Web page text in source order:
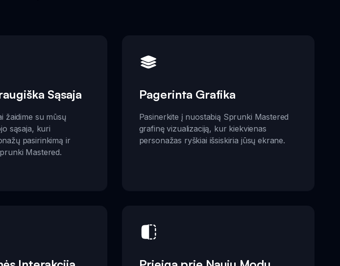
Sąsaja
žaidime su mūsų
sąsaja, kuri
pasirinkimą ir
Mastered.
Pagerinta Grafika
Pasinerkite į nuostabią Sprunki Mastered
grafinę vizualizaciją, kur kiekvienas
personažas ryškiai išsiskiria jūsų ekrane.